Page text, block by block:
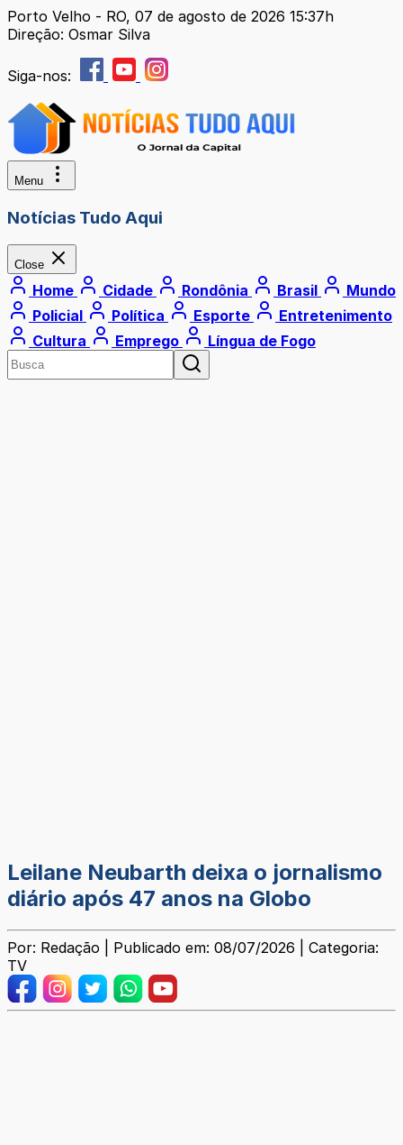
Porto Velho - RO, 07 de agosto de 2026 15:37h
Direção: Osmar Silva
Siga-nos:
Menu
Notícias Tudo Aqui
Close
Home Cidade Rondônia Brasil
Mundo
Policial
Política Esporte
Entretenimento
Cultura
Emprego Língua de Fogo
Leilane Neubarth deixa o jornalismo
diário após 47 anos na Globo
Por: Redação | Publicado em: 08/07/2026 | Categoria:
TV